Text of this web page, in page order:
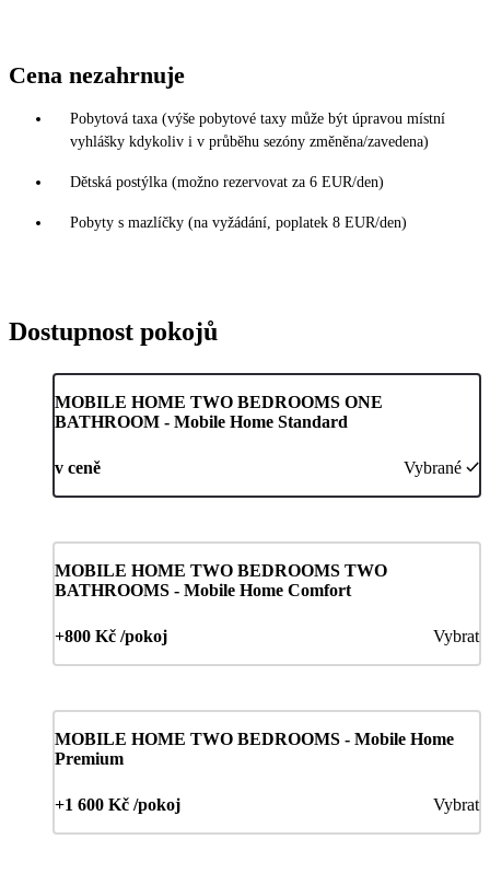
Cena nezahrnuje
Pobytová taxa (výše pobytové taxy může být úpravou místní
vyhlášky kdykoliv i v průběhu sezóny změněna/zavedena)
Dětská postýlka (možno rezervovat za 6 EUR/den)
Pobyty s mazlíčky (na vyžádání, poplatek 8 EUR/den)
Dostupnost pokojů
MOBILE HOME TWO BEDROOMS ONE
BATHROOM - Mobile Home Standard
v ceně Vybrané
MOBILE HOME TWO BEDROOMS TWO
BATHROOMS - Mobile Home Comfort
+800 Kč /pokoj Vybrat
MOBILE HOME TWO BEDROOMS - Mobile Home
Premium
+1 600 Kč /pokoj Vybrat